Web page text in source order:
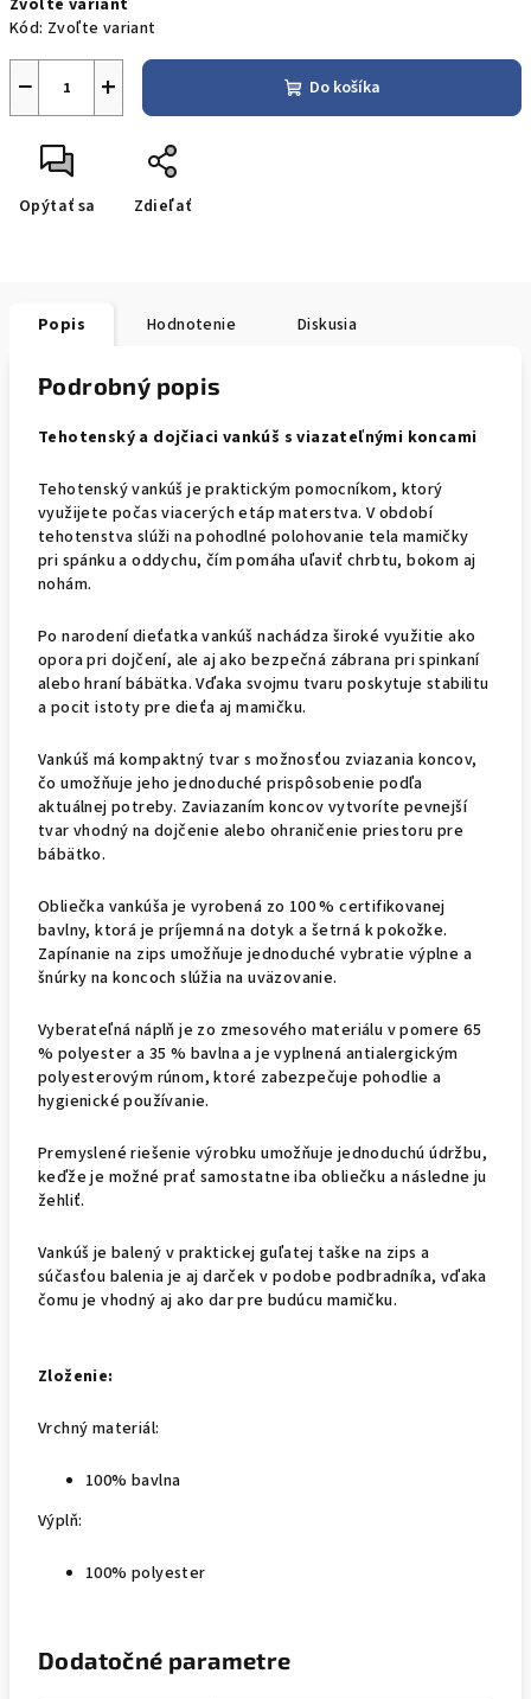
cena:
Zvoľte variant
Kód: Zvoľte variant
+
− Do košíka
Opýtať sa Zdieľať
Popis Hodnotenie Diskusia
Podrobný popis
Tehotenský a dojčiaci vankúš s viazateľnými koncami
Tehotenský vankúš je praktickým pomocníkom, ktorý
využijete počas viacerých etáp materstva. V období
tehotenstva slúži na pohodlné polohovanie tela mamičky
pri spánku a oddychu, čím pomáha uľaviť chrbtu, bokom aj
nohám.
Po narodení dieťatka vankúš nachádza široké využitie ako
opora pri dojčení, ale aj ako bezpečná zábrana pri spinkaní
alebo hraní bábätka. Vďaka svojmu tvaru poskytuje stabilitu
a pocit istoty pre dieťa aj mamičku.
Vankúš má kompaktný tvar s možnosťou zviazania koncov,
čo umožňuje jeho jednoduché prispôsobenie podľa
aktuálnej potreby. Zaviazaním koncov vytvoríte pevnejší
tvar vhodný na dojčenie alebo ohraničenie priestoru pre
bábätko.
Obliečka vankúša je vyrobená zo 100 % certifikovanej
bavlny, ktorá je príjemná na dotyk a šetrná k pokožke.
Zapínanie na zips umožňuje jednoduché vybratie výplne a
šnúrky na koncoch slúžia na uväzovanie.
Vyberateľná náplň je zo zmesového materiálu v pomere 65
% polyester a 35 % bavlna a je vyplnená antialergickým
polyesterovým rúnom, ktoré zabezpečuje pohodlie a
hygienické používanie.
Premyslené riešenie výrobku umožňuje jednoduchú údržbu,
keďže je možné prať samostatne iba obliečku a následne ju
žehliť.
Vankúš je balený v praktickej guľatej taške na zips a
súčasťou balenia je aj darček v podobe podbradníka, vďaka
čomu je vhodný aj ako dar pre budúcu mamičku.
Zloženie:
Vrchný materiál:
100% bavlna
Výplň:
100% polyester
Dodatočné parametre